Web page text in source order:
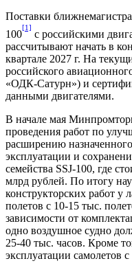
Поставки
100
[1]
с российскими
рассчитывают начать в
квартале 2027 г. На
российского
«ОДК-Сатурн») и
данными двигателями.
В начале мая
проведения работ по
расширению
эксплуатации и
семейства SSJ-100, где
млрд рублей. По итогу
конструкторских работ у
полетов с 10-15 тыс.
зависимости от
одно воздушное судно
25-40 тыс. часов. Кроме
эксплуатации самолетов с